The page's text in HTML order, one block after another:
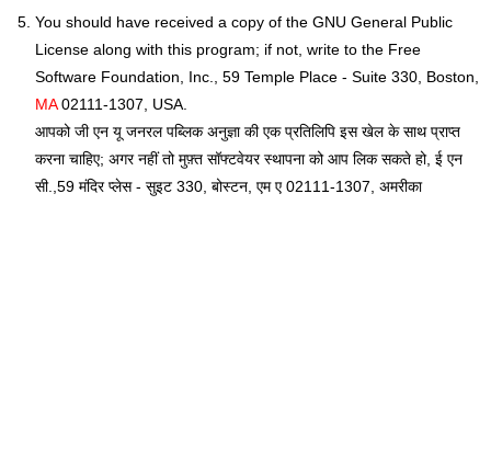
You should have received a copy of the GNU General Public
License along with this program; if not, write to the Free
Software Foundation, Inc., 59 Temple Place - Suite 330, Boston,
MA02111-1307, USA.
आपको जी एन यू जनरल पब्लिक अनुज्ञा की एक प्रतिलिपि इस खेल के साथ प्राप्त
करना चाहिए; अगर नहीं तो मुफ़्त सॉफ्टवेयर स्थापना को आप लिक सकते हो, ई एन
सी.,59 मंदिर प्लेस - सुइट 330, बोस्टन, एम ए 02111-1307, अमरीका